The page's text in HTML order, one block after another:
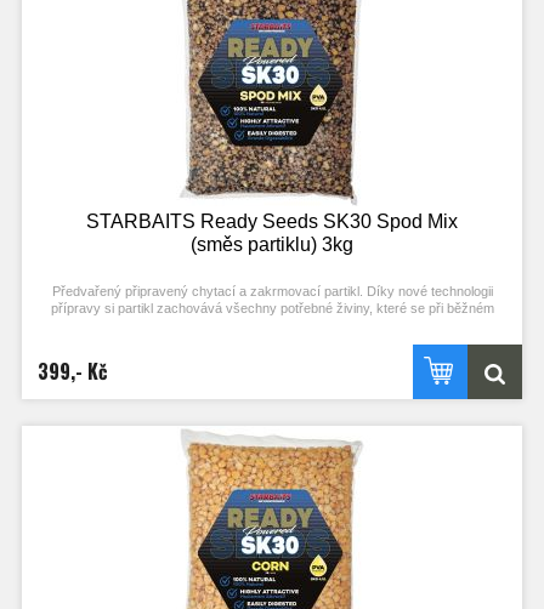
STARBAITS Ready Seeds SK30 Spod Mix
(směs partiklu) 3kg
Předvařený připravený chytací a zakrmovací partikl. Díky nové technologii
přípravy si partikl zachovává všechny potřebné živiny, které se při běžném
připravuje individuální metodou pro zachování jejich maximální atraktivity.
Nerozpouští PVA! Typ partiklu: SMĚS PARTIKLU (SPOD) Příchuť: SK30 (stejné
399,- Kč